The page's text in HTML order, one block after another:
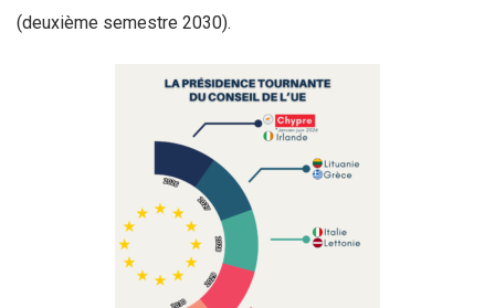
(deuxième semestre 2030).